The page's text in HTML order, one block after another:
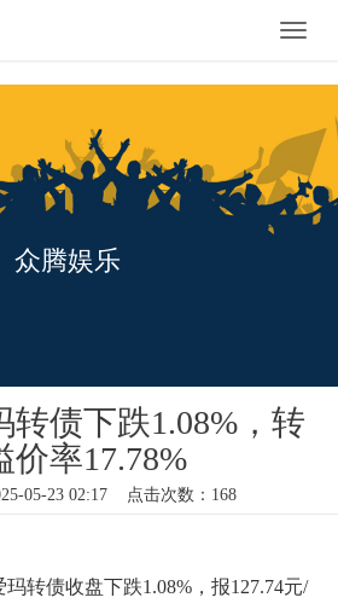
Toggle
众腾娱乐
转债下跌1.08%，转
价率17.78%
05-23 02:17 点击次数：168
转债收盘下跌1.08%，报127.74元/